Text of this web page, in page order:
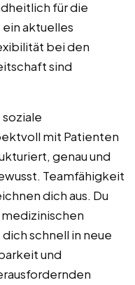
für die
aktuelles
bei den
sind
mit Patienten
genau und
Teamfähigkeit
dich aus. Du
schnell in neue
und